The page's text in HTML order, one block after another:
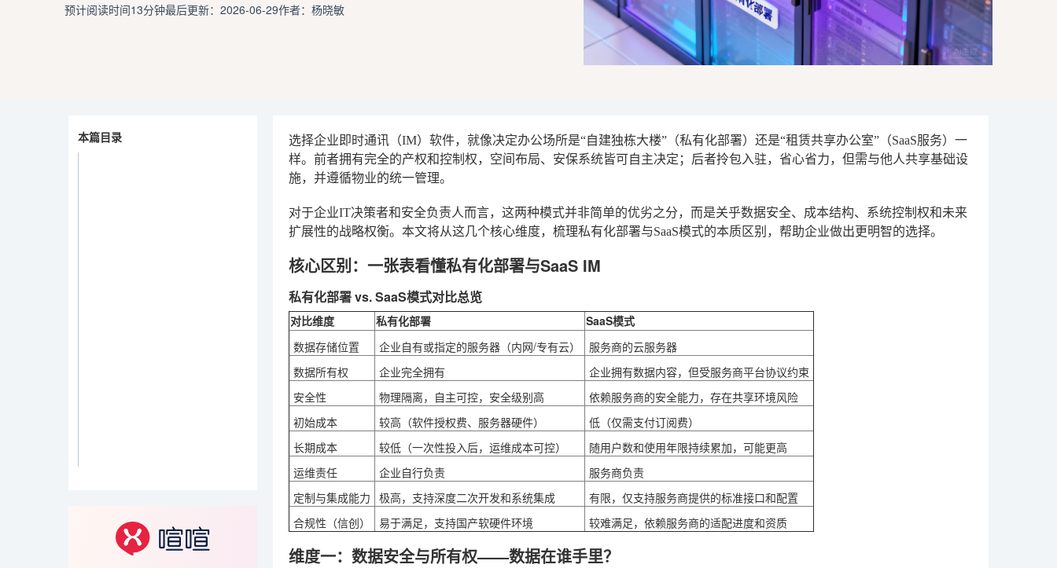
预计阅读时间13分钟最后更新：2026-06-29作者：杨晓敏
本篇目录
选择企业即时通讯（IM）软件，就像决定办公场所是“自建独栋大楼”（私有化部署）还是“租赁共享办公室”（SaaS服务）一
样。前者拥有完全的产权和控制权，空间布局、安保系统皆可自主决定；后者拎包入驻，省心省力，但需与他人共享基础设
施，并遵循物业的统一管理。
对于企业IT决策者和安全负责人而言，这两种模式并非简单的优劣之分，而是关乎数据安全、成本结构、系统控制权和未来
扩展性的战略权衡。本文将从这几个核心维度，梳理私有化部署与SaaS模式的本质区别，帮助企业做出更明智的选择。
核心区别：一张表看懂私有化部署与SaaS IM
私有化部署 vs. SaaS模式对比总览
对比维度 私有化部署
SaaS模式
数据存储位置
企业自有或指定的服务器（内网/专有云）
服务商的云服务器
数据所有权
企业完全拥有
企业拥有数据内容，但受服务商平台协议约束
安全性
物理隔离，自主可控，安全级别高
依赖服务商的安全能力，存在共享环境风险
初始成本
较高（软件授权费、服务器硬件）
低（仅需支付订阅费）
长期成本
较低（一次性投入后，运维成本可控）
随用户数和使用年限持续累加，可能更高
运维责任
企业自行负责
服务商负责
定制与集成能力 极高，支持深度二次开发和系统集成
有限，仅支持服务商提供的标准接口和配置
合规性（信创）
易于满足，支持国产软硬件环境 较难满足，依赖服务商的适配进度和资质
维度一：数据安全与所有权——数据在谁手里？